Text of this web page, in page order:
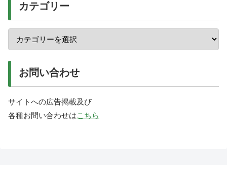
カテゴリー
お問い合わせ
サイトへの広告掲載及び
各種お問い合わせはこちら